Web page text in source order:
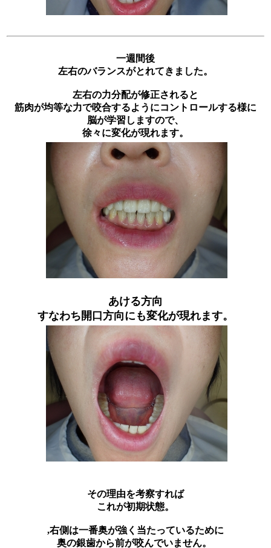
一週間後
左右のバランスがとれてきました。
左右の力分配が修正されると
筋肉が均等な力で咬合するようにコントロールする様に
脳が学習しますので、
徐々に変化が現れます。
あける方向
すなわち開口方向にも変化が現れます。
その理由を考察すれば
これが初期状態。
,右側は一番奥が強く当たっているために
奥の銀歯から前が咬んでいません。